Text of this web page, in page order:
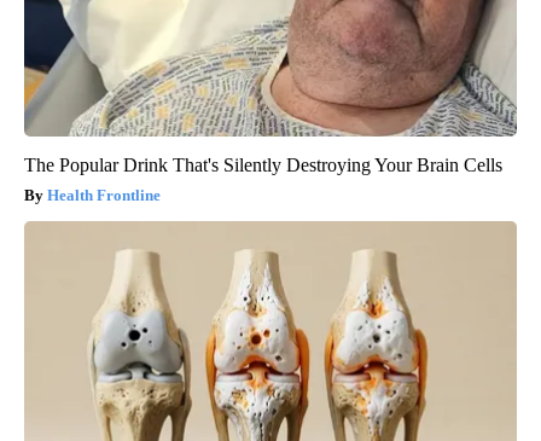
The Popular Drink That's Silently Destroying Your Brain Cells
Health Frontline